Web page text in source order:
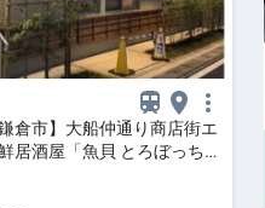
倉市】大船仲通り商店街エ
居酒屋「魚貝 とろぼっち